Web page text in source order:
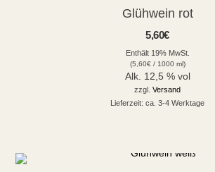
Glühwein rot
5,60€
Enthält 19% MwSt.
(5,60€/ 1000 ml)
Alk. 12,5 % vol
zzgl. Versand
Lieferzeit: ca. 3-4 Werktage